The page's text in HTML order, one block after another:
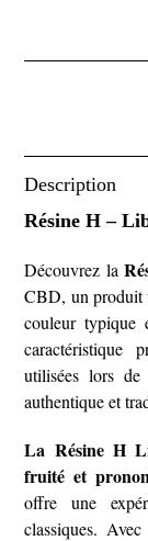
Description
Résine H –
Découvrez la
CBD, un produit
couleur typique
caractéristique
utilisées lors
authentique et
La Résine H
fruité et
offre une
classiques.